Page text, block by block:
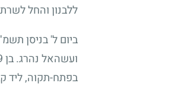
ללבנון והחל
ביום ל' בניסן
ועשהאל נהרג. בן
בפתח-תקוה, ליד